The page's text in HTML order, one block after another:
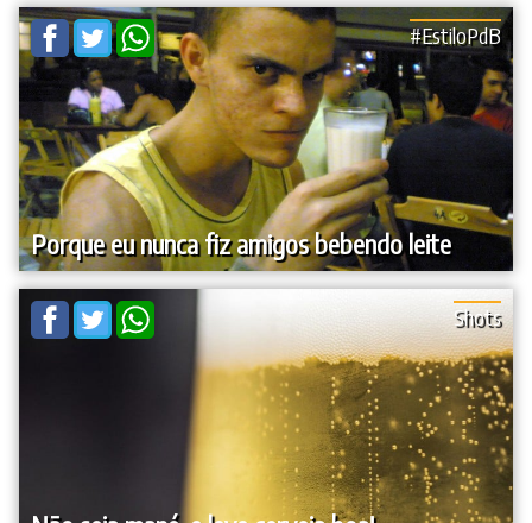
Porque eu nunca fiz amigos bebendo leite
#EstiloPdB
Shots